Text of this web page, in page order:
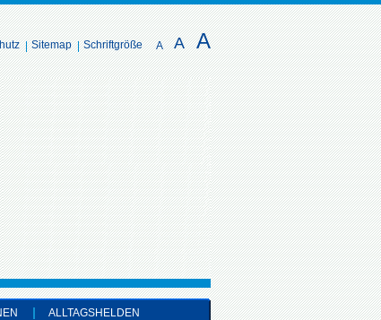
A A A
Sitemap Schriftgröße
ALLTAGSHELDEN